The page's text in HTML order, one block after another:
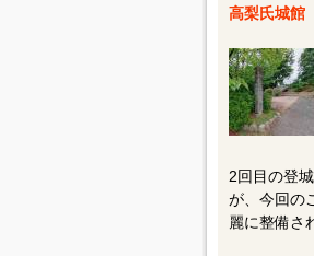
高梨氏城館
2回目の登
が、今回の
麗に整備さ